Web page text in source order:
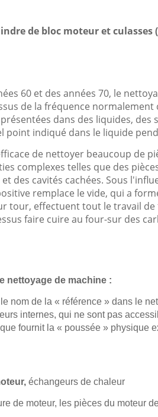
de bloc moteur et culasses
60 et des années 70, le
de la fréquence
dans des liquides,
indiqué dans le liquide
de nettoyer beaucoup de
complexes telles que des
des cavités cachées. Sous
remplace le vide, qui a
tour, effectuent tout le travail
faire cuire au four-sur des
nettoyage de machine :
nom de la « référence » dans le
internes, qui ne sont pas
fournit la « poussée » physique
échangeurs de chaleur
de moteur, les pièces du moteur